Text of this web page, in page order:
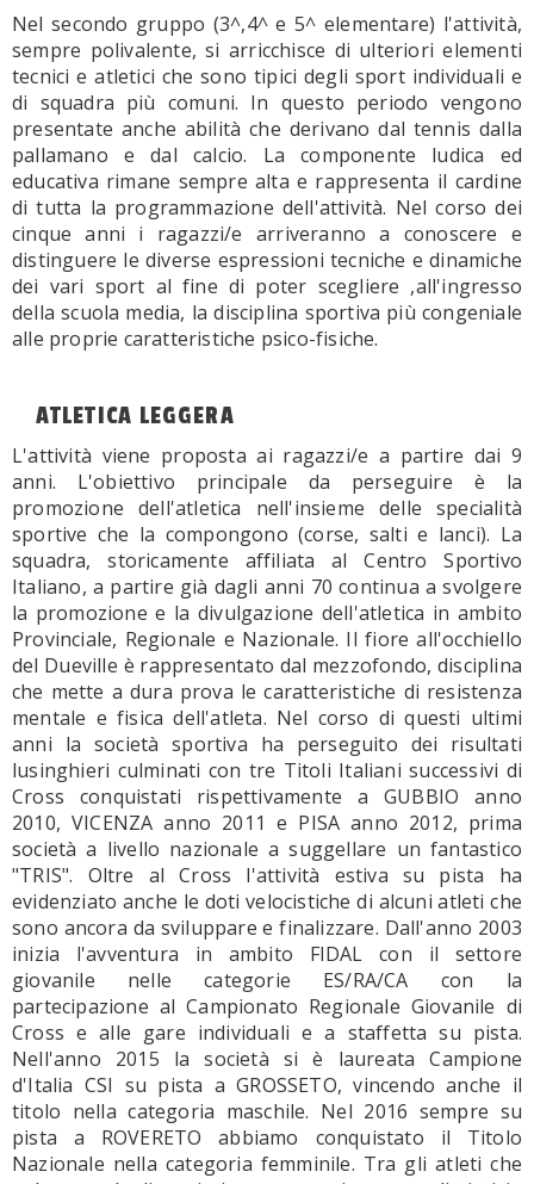
Nel secondo gruppo (3^,4^ e 5^ elementare) l'attività,
sempre polivalente, si arricchisce di ulteriori elementi
tecnici e atletici che sono tipici degli sport individuali e
di squadra più comuni. In questo periodo vengono
presentate anche abilità che derivano dal tennis dalla
pallamano e dal calcio. La componente ludica ed
educativa rimane sempre alta e rappresenta il cardine
di tutta la programmazione dell'attività. Nel corso dei
cinque anni i ragazzi/e arriveranno a conoscere e
distinguere le diverse espressioni tecniche e dinamiche
dei vari sport al fine di poter scegliere ,all'ingresso
della scuola media, la disciplina sportiva più congeniale
alle proprie caratteristiche psico-fisiche.
ATLETICA LEGGERA
L'attività viene proposta ai ragazzi/e a partire dai 9
anni. L'obiettivo principale da perseguire è la
promozione dell'atletica nell'insieme delle specialità
sportive che la compongono (corse, salti e lanci). La
squadra, storicamente affiliata al Centro Sportivo
Italiano, a partire già dagli anni 70 continua a svolgere
la promozione e la divulgazione dell'atletica in ambito
Provinciale, Regionale e Nazionale. Il fiore all'occhiello
del Dueville è rappresentato dal mezzofondo, disciplina
che mette a dura prova le caratteristiche di resistenza
mentale e fisica dell'atleta. Nel corso di questi ultimi
anni la società sportiva ha perseguito dei risultati
lusinghieri culminati con tre Titoli Italiani successivi di
Cross conquistati rispettivamente a GUBBIO anno
2010, VICENZA anno 2011 e PISA anno 2012, prima
società a livello nazionale a suggellare un fantastico
"TRIS". Oltre al Cross l'attività estiva su pista ha
evidenziato anche le doti velocistiche di alcuni atleti che
sono ancora da sviluppare e finalizzare. Dall'anno 2003
inizia l'avventura in ambito FIDAL con il settore
giovanile nelle categorie ES/RA/CA con la
partecipazione al Campionato Regionale Giovanile di
Cross e alle gare individuali e a staffetta su pista.
Nell'anno 2015 la società si è laureata Campione
d'Italia CSI su pista a GROSSETO, vincendo anche il
titolo nella categoria maschile. Nel 2016 sempre su
pista a ROVERETO abbiamo conquistato il Titolo
Nazionale nella categoria femminile. Tra gli atleti che